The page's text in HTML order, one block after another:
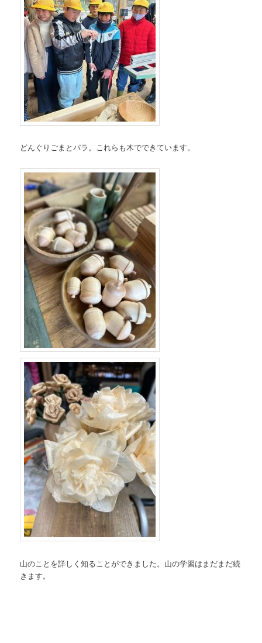
どんぐりごまとバラ。これらも木でできています。
山のことを詳しく知ることができました。山の学習はまだまだ続
きます。